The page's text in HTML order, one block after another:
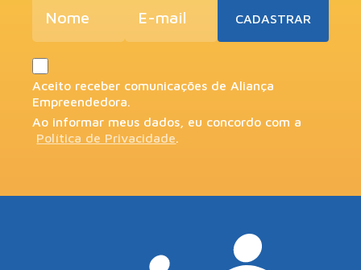
Aceito receber comunicações de Aliança
Empreendedora.
Ao informar meus dados, eu concordo com a
Política de Privacidade.